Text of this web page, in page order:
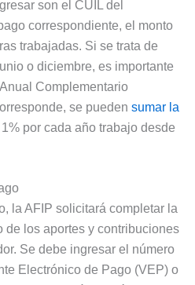
son el CUIL del
correspondiente, el monto
trabajadas. Si se trata de
o diciembre, es importante
Complementario
se pueden sumar la
por cada año trabajo desde
la AFIP solicitará completar la
de los aportes y contribuciones
Se debe ingresar el número
Electrónico de Pago (VEP) o